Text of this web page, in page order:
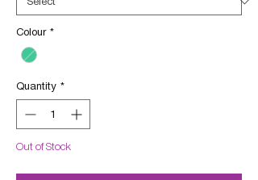
Colour *
Quantity *
Out of Stock